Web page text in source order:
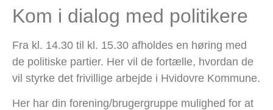
Kom i dialog med politikere
Fra kl. 14.30 til kl. 15.30 afholdes en høring med
de politiske partier. Her vil de fortælle, hvordan de
vil styrke det frivillige arbejde i Hvidovre Kommune.
Her har din forening/brugergruppe mulighed for at